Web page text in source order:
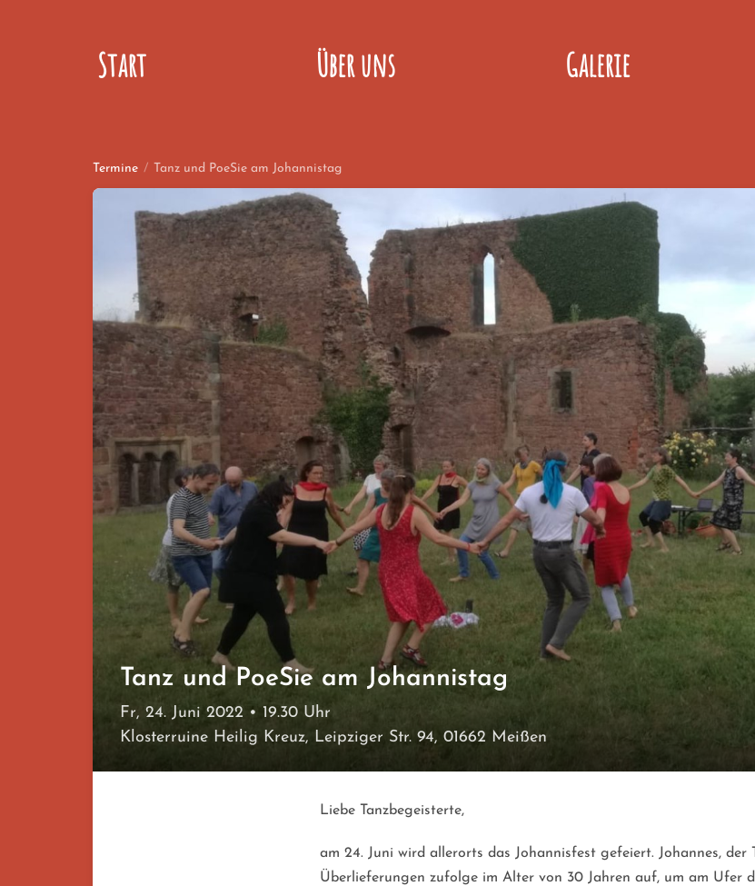
Start Über uns Galerie
Termine / Tanz und PoeSie am Johannistag
Tanz und PoeSie am Johannistag
Fr, 24. Juni 2022 • 19.30 Uhr
Klosterruine Heilig Kreuz, Leipziger Str. 94, 01662 Meißen
Liebe Tanzbegeisterte,
am 24. Juni wird allerorts das Johannisfest gefeiert. Johannes, der
Überlieferungen zufolge im Alter von 30 Jahren auf, um am Ufer